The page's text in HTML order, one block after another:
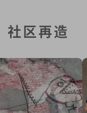
社区再造